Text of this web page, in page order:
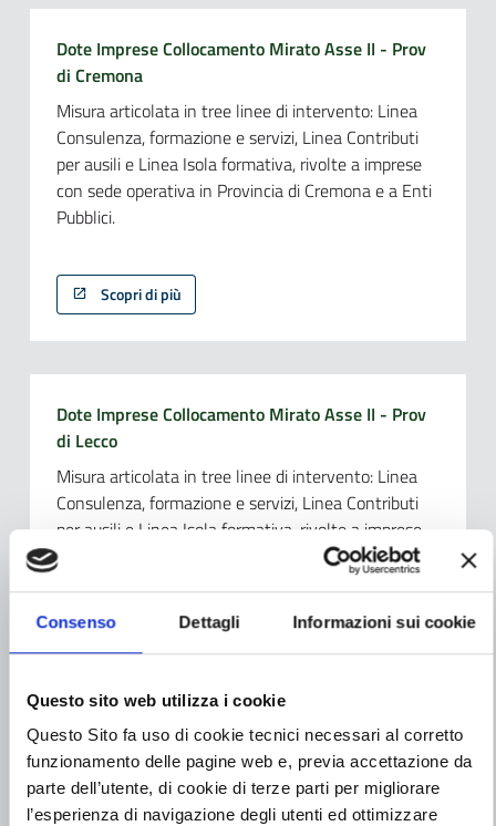
Consenso Dettagli Informazioni sui cookie
Questo sito web utilizza i cookie
Questo Sito fa uso di cookie tecnici necessari al corretto
funzionamento delle pagine web e, previa accettazione da
parte dell’utente, di cookie di terze parti per migliorare
l’esperienza di navigazione degli utenti ed ottimizzare
Dote Imprese Collocamento Mirato Asse II - Prov
di Cremona
Misura articolata in tree linee di intervento: Linea
Consulenza, formazione e servizi, Linea Contributi
per ausili e Linea Isola formativa, rivolte a imprese
con sede operativa in Provincia di Cremona e a Enti
Pubblici.
Scopri di più
Dote Imprese Collocamento Mirato Asse II - Prov
di Lecco
Misura articolata in tree linee di intervento: Linea
Consulenza, formazione e servizi, Linea Contributi
per ausili e Linea Isola formativa, rivolte a imprese
con sede operativa in Provincia di Lecco e a Enti
Scopri di più
Dote Imprese Collocamento Mirato Asse II - Prov
di Lodi